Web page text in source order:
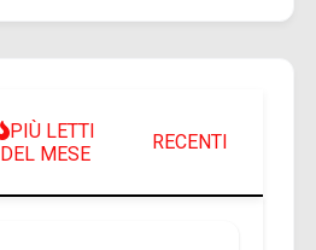
PIÙ LETTI
DEL MESE
RECENTI